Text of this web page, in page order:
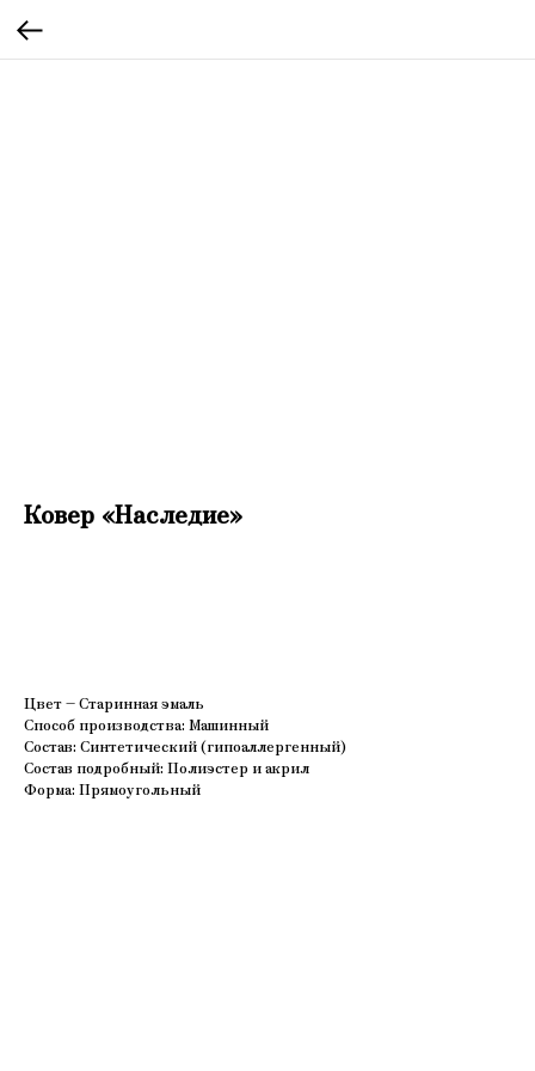
Ковер «Наследие»
Цвет – Старинная эмаль
Способ производства: Машинный
Состав: Синтетический (гипоаллергенный)
Состав подробный: Полиэстер и акрил
Форма: Прямоугольный